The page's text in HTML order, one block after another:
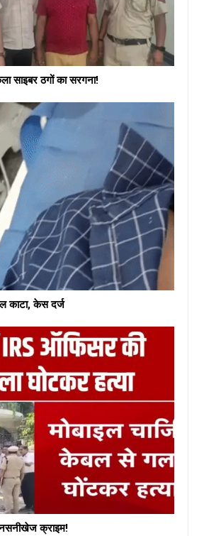
साइबर ठगों का सरगना!
काटा, केस दर्ज
क्राइम!